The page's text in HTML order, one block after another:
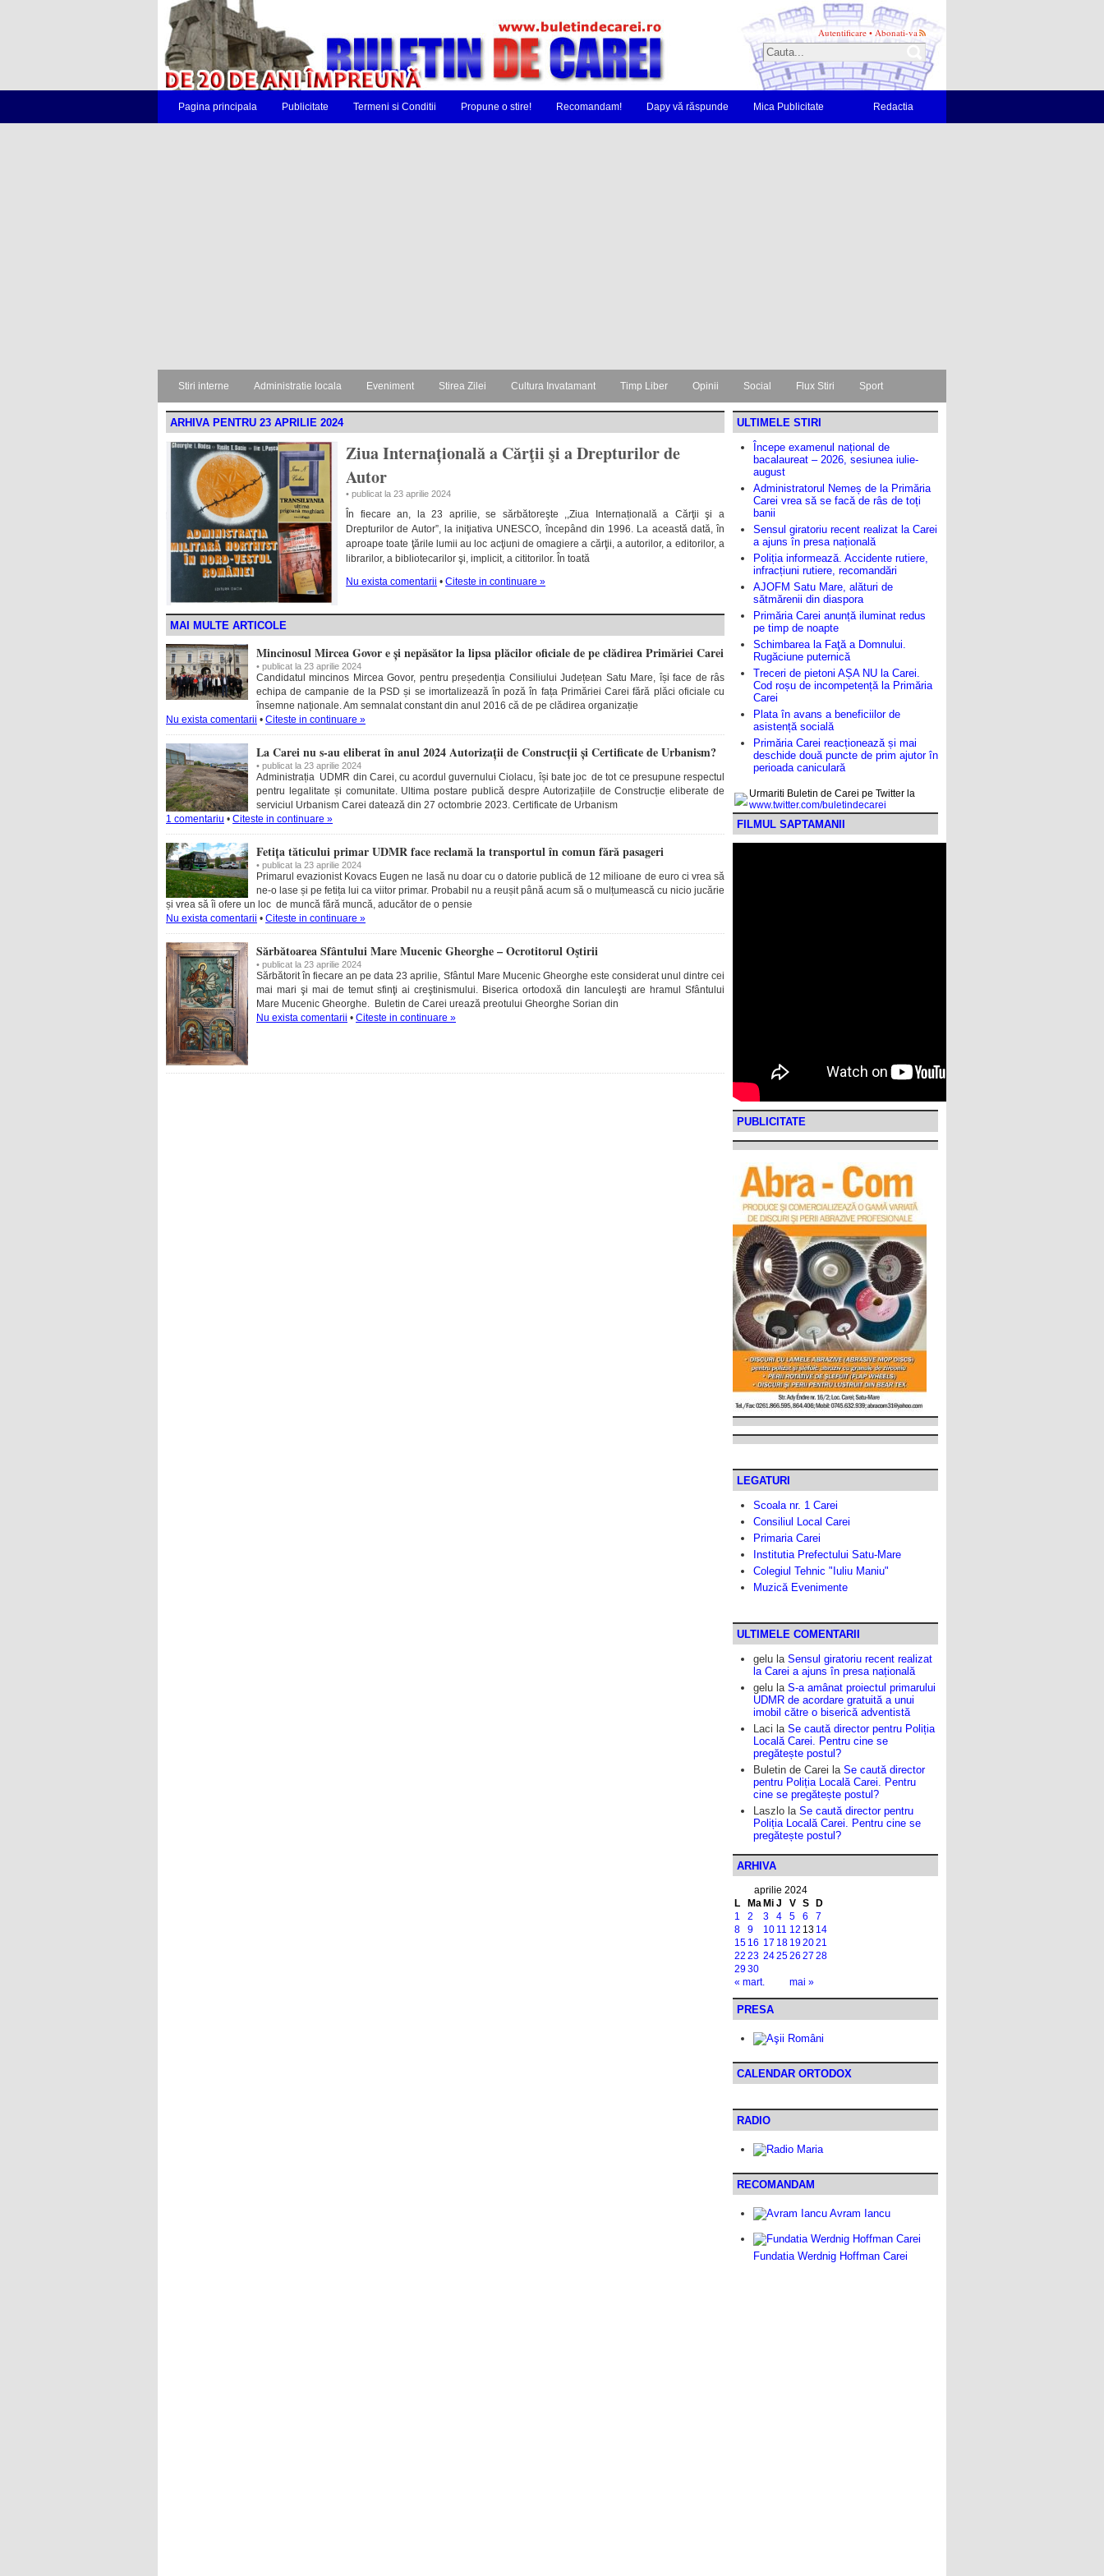
Autentificare • Abonati-va
Pagina principala Publicitate Termeni si Conditii Propune o stire! Recomandam! Dapy vă răspunde Mica Publicitate Redactia
Stiri interne Administratie locala Eveniment Stirea Zilei Cultura Invatamant Timp Liber Opinii Social Flux Stiri Sport
ARHIVA PENTRU 23 APRILIE 2024
Ziua Internațională a Cărţii şi a Drepturilor de
Autor
• publicat la 23 aprilie 2024
În fiecare an, la 23 aprilie, se sărbătoreşte ,,Ziua Internațională a Cărţii şi a
Drepturilor de Autor”, la iniţiativa UNESCO, începând din 1996. La această dată, în
aproape toate ţările lumii au loc acţiuni de omagiere a cărţii, a autorilor, a editorilor, a
librarilor, a bibliotecarilor şi, implicit, a cititorilor. În toată
Nu exista comentarii •Citeste in continuare »
MAI MULTE ARTICOLE
Mincinosul Mircea Govor e și nepăsător la lipsa plăcilor oficiale de pe clădirea Primăriei Carei
• publicat la 23 aprilie 2024
Candidatul mincinos Mircea Govor, pentru președenția Consiliului Județean Satu Mare, își face de râs
echipa de campanie de la PSD și se imortalizează în poză în fața Primăriei Carei fără plăci oficiale cu
însemne naționale. Am semnalat constant din anul 2016 că de pe clădirea organizație
Nu exista comentarii • Citeste in continuare »
La Carei nu s-au eliberat în anul 2024 Autorizații de Construcții și Certificate de Urbanism?
• publicat la 23 aprilie 2024
Administrația UDMR din Carei, cu acordul guvernului Ciolacu, își bate joc de tot ce presupune respectul
pentru legalitate și comunitate. Ultima postare publică despre Autorizațiile de Construcție eliberate de
serviciul Urbanism Carei datează din 27 octombrie 2023. Certificate de Urbanism
1 comentariu • Citeste in continuare »
Fetița tăticului primar UDMR face reclamă la transportul în comun fără pasageri
• publicat la 23 aprilie 2024
Primarul evazionist Kovacs Eugen ne lasă nu doar cu o datorie publică de 12 milioane de euro ci vrea să
ne-o lase și pe fetița lui ca viitor primar. Probabil nu a reușit până acum să o mulțumească cu nicio jucărie
și vrea să îi ofere un loc de muncă fără muncă, aducător de o pensie
Nu exista comentarii • Citeste in continuare »
Sărbătoarea Sfântului Mare Mucenic Gheorghe – Ocrotitorul Oştirii
• publicat la 23 aprilie 2024
Sărbătorit în fiecare an pe data 23 aprilie, Sfântul Mare Mucenic Gheorghe este considerat unul dintre cei
mai mari şi mai de temut sfinţi ai creştinismului. Biserica ortodoxă din Ianculeşti are hramul Sfântului
Mare Mucenic Gheorghe. Buletin de Carei urează preotului Gheorghe Sorian din
Nu exista comentarii • Citeste in continuare »
ULTIMELE STIRI
Începe examenul național de
bacalaureat – 2026, sesiunea iulie-
august
Administratorul Nemeș de la Primăria
Carei vrea să se facă de râs de toți
banii
Sensul giratoriu recent realizat la Carei
a ajuns în presa națională
Poliția informează. Accidente rutiere,
infracțiuni rutiere, recomandări
AJOFM Satu Mare, alături de
sătmărenii din diaspora
Primăria Carei anunță iluminat redus
pe timp de noapte
Schimbarea la Faţă a Domnului.
Rugăciune puternică
Treceri de pietoni AȘA NU la Carei.
Cod roșu de incompetență la Primăria
Carei
Plata în avans a beneficiilor de
asistență socială
Primăria Carei reacționează și mai
deschide două puncte de prim ajutor în
perioada caniculară
Urmariti Buletin de Carei pe Twitter la
www.twitter.com/buletindecarei
FILMUL SAPTAMANII
PUBLICITATE
LEGATURI
Scoala nr. 1 Carei
Consiliul Local Carei
Primaria Carei
Institutia Prefectului Satu-Mare
Colegiul Tehnic "Iuliu Maniu"
Muzică Evenimente
ULTIMELE COMENTARII
gelu la Sensul giratoriu recent realizat
la Carei a ajuns în presa națională
gelu la S-a amânat proiectul primarului
UDMR de acordare gratuită a unui
imobil către o biserică adventistă
Laci la Se caută director pentru Poliția
Locală Carei. Pentru cine se
pregătește postul?
Buletin de Carei la Se caută director
pentru Poliția Locală Carei. Pentru
cine se pregătește postul?
Laszlo la Se caută director pentru
Poliția Locală Carei. Pentru cine se
pregătește postul?
ARHIVA
aprilie 2024
L
Ma Mi J V S D
« mart. mai »
1 2 3 4 5 6
7
8
9 10 11 12 13 14
15 16 17 18 192021
22 23 242526 27 28
2930
PRESA
CALENDAR ORTODOX
RADIO
RECOMANDAM
Avram Iancu
Fundatia Werdnig Hoffman Carei